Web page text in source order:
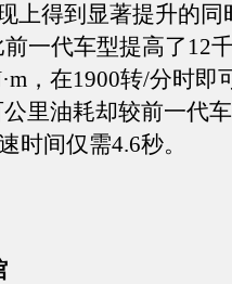
上得到显著提升的同
一代车型提高了12
，在1900转/分时即
里油耗却较前一代
时间仅需4.6秒。